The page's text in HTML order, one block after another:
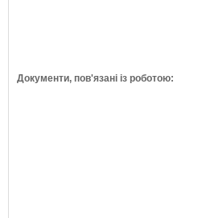
Документи, пов'язані із роботою: